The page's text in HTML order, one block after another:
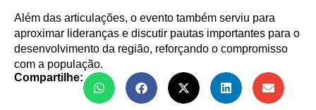
Além das articulações, o evento também serviu para
aproximar lideranças e discutir pautas importantes para o
desenvolvimento da região, reforçando o compromisso
com a população.
Compartilhe: